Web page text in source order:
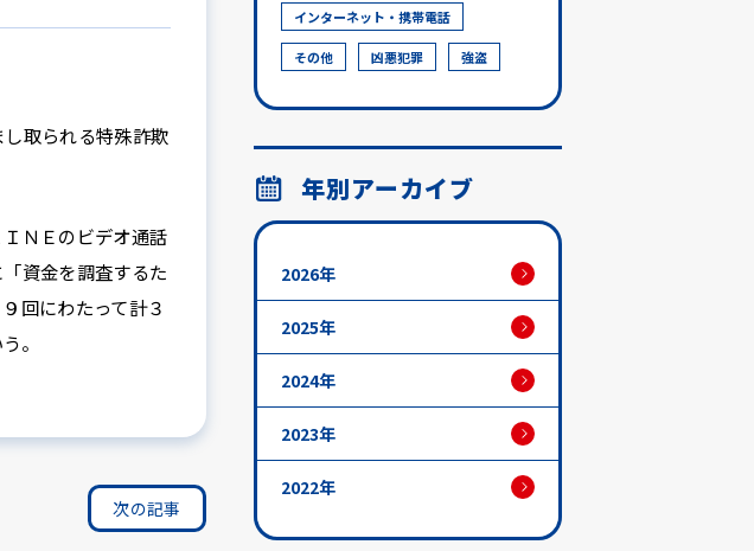
取られる特殊詐欺
ＮＥのビデオ通話
資金を調査するた
回にわたって計３
。
次の記事
インターネット・携帯電話
その他 凶悪犯罪 強盗
年別アーカイブ
2026年
2025年
2024年
2023年
2022年